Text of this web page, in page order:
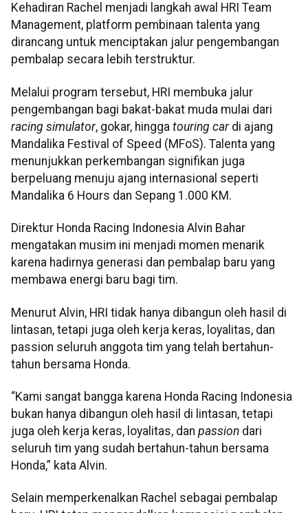
Kehadiran Rachel menjadi langkah awal HRI Team
Management, platform pembinaan talenta yang
dirancang untuk menciptakan jalur pengembangan
pembalap secara lebih terstruktur.
Melalui program tersebut, HRI membuka jalur
pengembangan bagi bakat-bakat muda mulai dari
racing simulator, gokar, hingga touring car di ajang
Mandalika Festival of Speed (MFoS). Talenta yang
menunjukkan perkembangan signifikan juga
berpeluang menuju ajang internasional seperti
Mandalika 6 Hours dan Sepang 1.000 KM.
Direktur Honda Racing Indonesia Alvin Bahar
mengatakan musim ini menjadi momen menarik
karena hadirnya generasi dan pembalap baru yang
membawa energi baru bagi tim.
Menurut Alvin, HRI tidak hanya dibangun oleh hasil di
lintasan, tetapi juga oleh kerja keras, loyalitas, dan
passion seluruh anggota tim yang telah bertahun-
tahun bersama Honda.
“Kami sangat bangga karena Honda Racing Indonesia
bukan hanya dibangun oleh hasil di lintasan, tetapi
juga oleh kerja keras, loyalitas, dan passion dari
seluruh tim yang sudah bertahun-tahun bersama
Honda,” kata Alvin.
Selain memperkenalkan Rachel sebagai pembalap